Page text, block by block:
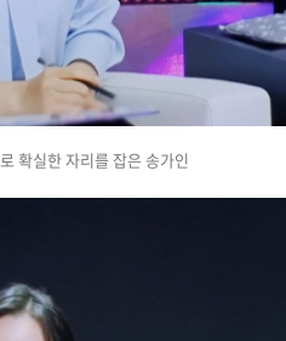
확실한 자리를 잡은 송가인